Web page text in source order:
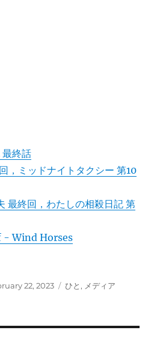
最終話
，ミッドナイトタクシー 第10
最終回，わたしの相殺日記 第
- Wind Horses
22, 2023 Categories
ひと , メディア